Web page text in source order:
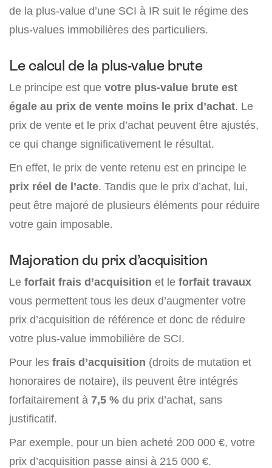
de la plus-value d’une SCI à IR suit le régime des
plus-values immobilières des particuliers.
Le calcul de la plus-value brute
Le principe est que votre plus-value brute est
égale au prix de vente moins le prix d’achat. Le
prix de vente et le prix d’achat peuvent être ajustés,
ce qui change significativement le résultat.
En effet, le prix de vente retenu est en principe le
prix réel de l’acte. Tandis que le prix d’achat, lui,
peut être majoré de plusieurs éléments pour réduire
votre gain imposable.
Majoration du prix d’acquisition
Le forfait frais d’acquisition et le forfait travaux
vous permettent tous les deux d’augmenter votre
prix d’acquisition de référence et donc de réduire
votre plus-value immobilière de SCI.
Pour les frais d’acquisition (droits de mutation et
honoraires de notaire), ils peuvent être intégrés
forfaitairement à 7,5 % du prix d’achat, sans
justificatif.
Par exemple, pour un bien acheté 200 000 €, votre
prix d’acquisition passe ainsi à 215 000 €.